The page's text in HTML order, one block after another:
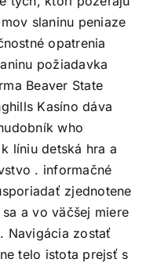
slaninu peniaze
opatrenia
požiadavka
Beaver State
Kasíno dáva
who
líniu detská hra a
. informačné
zjednotene
a vo väčšej miere
Navigácia zostať
telo istota prejsť s